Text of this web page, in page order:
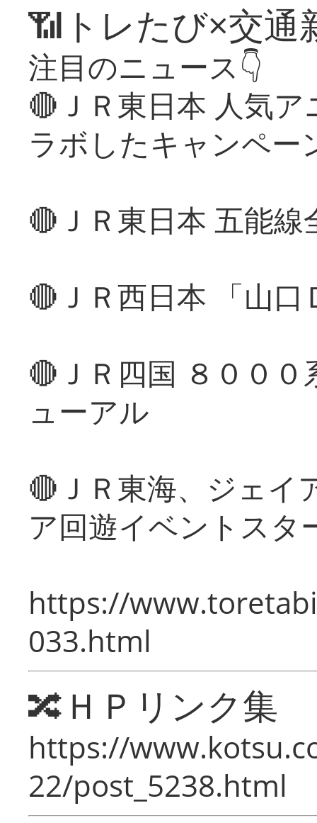
📶トレたび×交通
注目のニュース👇
🔴ＪＲ東日本 人気
ラボしたキャンペー
🔴ＪＲ東日本 五能
🔴ＪＲ西日本 「山
🔴ＪＲ四国 ８００
ューアル
🔴ＪＲ東海、ジェイ
ア回遊イベントスタ
https://
033.html
🔀ＨＰリンク集
https://
22/post_5238.html